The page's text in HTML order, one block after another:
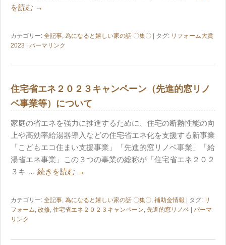
を読む →
カテゴリー: 全記事, 為になると嬉しい家の話 〇集〇 | タグ: リフォーム大賞
2023
パーマリンク
住宅省エネ２０２３キャンペーン（先進的窓リノ
ベ事業等）について
家庭の省エネを強力に推進するために、住宅の断熱性能の向
上や高効率給湯器導入などの住宅省エネ化を支援する新事業
「こどもエコ住まい支援事業」「先進的窓リノベ事業」「給
湯省エネ事業」この３つの事業の総称が「住宅省エネ２０２
３キ … 続きを読む →
カテゴリー: 全記事, 為になると嬉しい家の話 〇集〇, 補助金情報 | タグ: リ
フォーム, 改修, 住宅省エネ２０２３キャンペーン, 先進的窓リノベ
パーマ
リンク